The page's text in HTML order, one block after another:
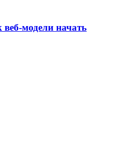
веб-модели начать